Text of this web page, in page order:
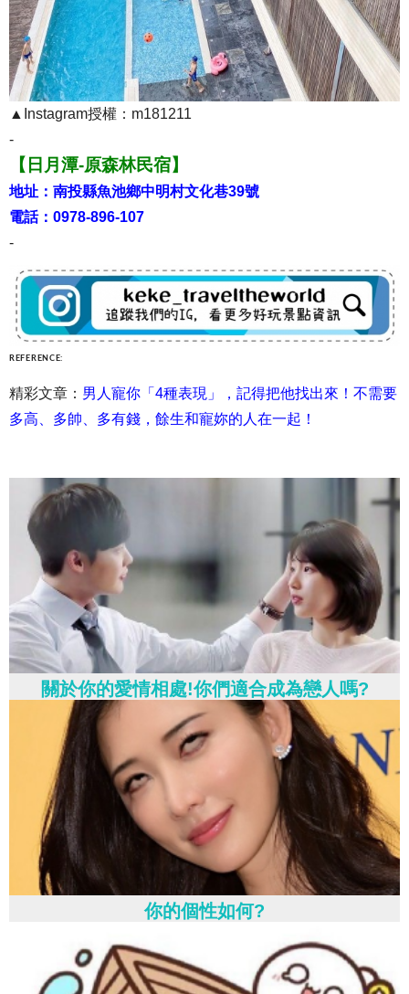
▲Instagram授權：m181211
-
【日月潭-原森林民宿】
地址：南投縣魚池鄉中明村文化巷39號
電話：0978-896-107
-
REFERENCE:
精彩文章： 男人寵你「4種表現」，記得把他找出來！不需要
多高、多帥、多有錢，餘生和寵妳的人在一起！
關於你的愛情相處!你們適合成為戀人嗎?
你的個性如何?